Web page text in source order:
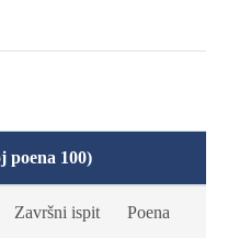
poena 100)
Završni ispit Poena